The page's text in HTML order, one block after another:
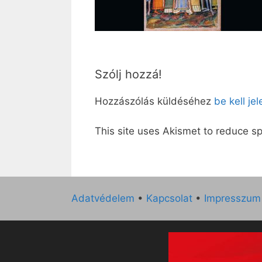
Szólj hozzá!
Hozzászólás küldéséhez be kell
This site uses Akismet to reduce
Adatvédelem • Kapcsolat • Impresszum